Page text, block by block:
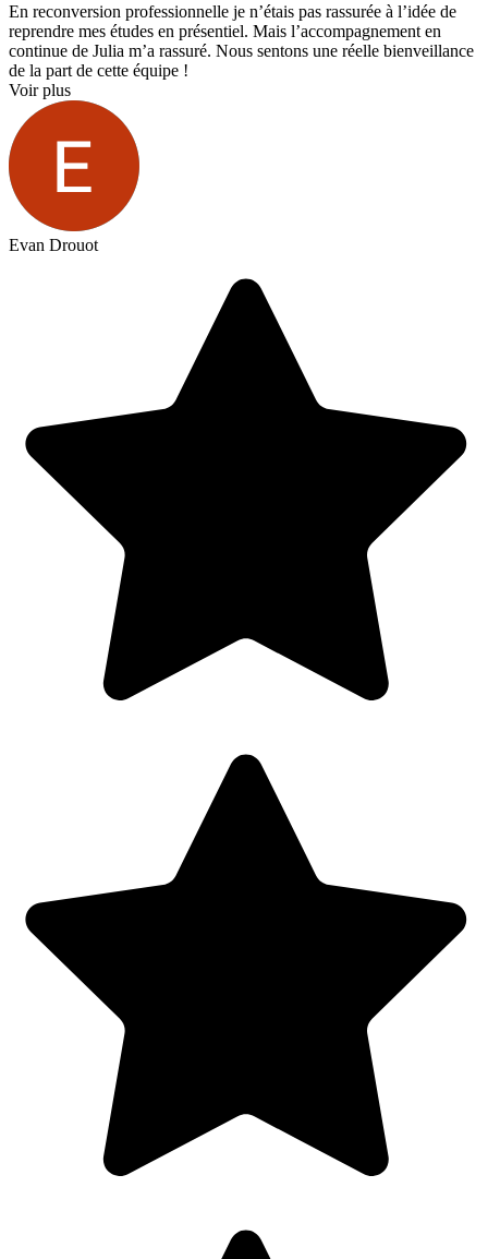
En reconversion professionnelle je n’étais pas rassurée à l’idée de
reprendre mes études en présentiel. Mais l’accompagnement en
continue de Julia m’a rassuré. Nous sentons une réelle bienveillance
de la part de cette équipe !
Voir plus
Evan Drouot